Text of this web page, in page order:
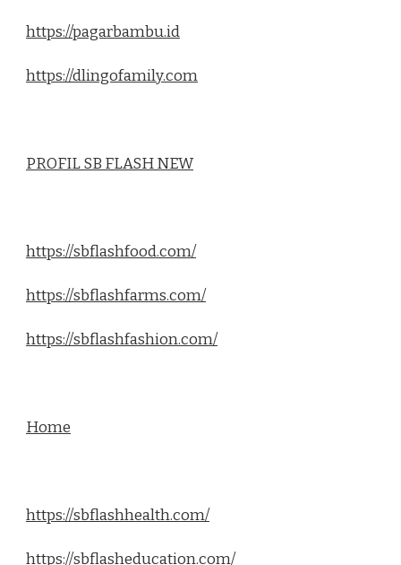
https://pagarbambu.id
https://dlingofamily.com
PROFIL SB FLASH NEW
https://sbflashfood.com/
https://sbflashfarms.com/
https://sbflashfashion.com/
Home
https://sbflashhealth.com/
https://sbflasheducation.com/